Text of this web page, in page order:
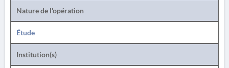
Nature de l'opération
Étude
Institution(s)